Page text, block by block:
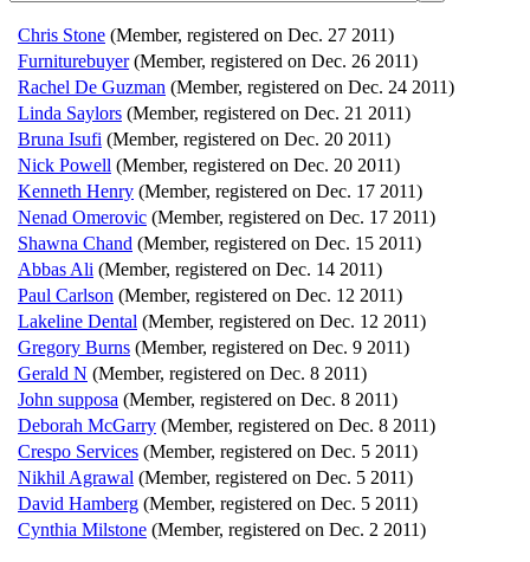
Chris Stone (Member, registered on Dec. 27 2011)
Furniturebuyer (Member, registered on Dec. 26 2011)
Rachel De Guzman (Member, registered on Dec. 24 2011)
Linda Saylors (Member, registered on Dec. 21 2011)
Bruna Isufi (Member, registered on Dec. 20 2011)
Nick Powell (Member, registered on Dec. 20 2011)
Kenneth Henry (Member, registered on Dec. 17 2011)
Nenad Omerovic (Member, registered on Dec. 17 2011)
Shawna Chand (Member, registered on Dec. 15 2011)
Abbas Ali (Member, registered on Dec. 14 2011)
Paul Carlson (Member, registered on Dec. 12 2011)
Lakeline Dental (Member, registered on Dec. 12 2011)
Gregory Burns (Member, registered on Dec. 9 2011)
Gerald N (Member, registered on Dec. 8 2011)
John supposa (Member, registered on Dec. 8 2011)
Deborah McGarry (Member, registered on Dec. 8 2011)
Crespo Services (Member, registered on Dec. 5 2011)
Nikhil Agrawal (Member, registered on Dec. 5 2011)
David Hamberg (Member, registered on Dec. 5 2011)
Cynthia Milstone (Member, registered on Dec. 2 2011)